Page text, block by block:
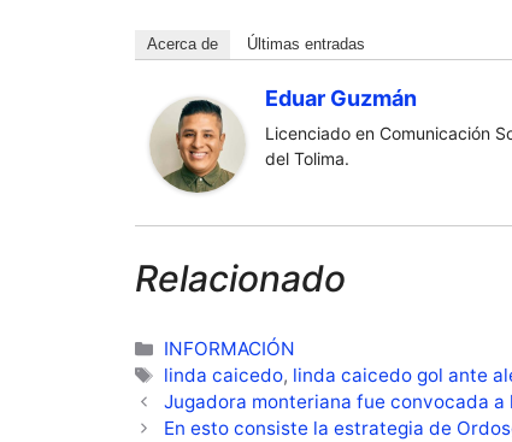
Acerca de Últimas entradas
Eduar Guzmán
Licenciado en Comunicación
del Tolima.
Relacionado
Categorías
INFORMACIÓN
Etiquetas
linda caicedo, linda caicedo gol ante
Jugadora monteriana fue convocada a
En esto consiste la estrategia de